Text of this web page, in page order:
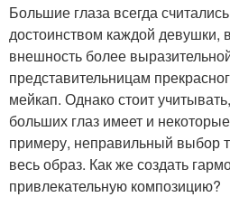
Большие глаза всегда
достоинством каждой девушки,
внешность более
представительницам
мейкап. Однако стоит
больших глаз имеет и
примеру, неправильный выбор
весь образ. Как же создать
привлекательную композицию?